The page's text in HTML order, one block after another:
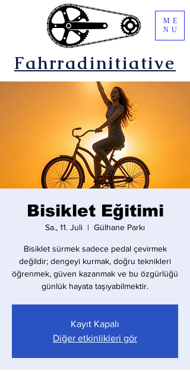
Fahrradinitiative
ME
NU
Bisiklet Eğitimi
Sa., 11. Juli
  |
Gülhane Parkı
Bisiklet sürmek sadece pedal çevirmek
değildir; dengeyi kurmak, doğru teknikleri
öğrenmek, güven kazanmak ve bu özgürlüğü
günlük hayata taşıyabilmektir.
Kayıt Kapalı
Diğer etkinlikleri gör